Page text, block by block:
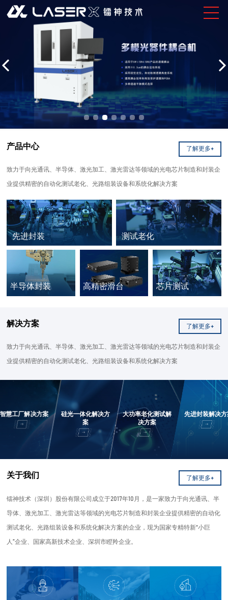
产品中心
致力于向光通讯、半导体、激光加工、激光雷达等领域的光电芯片制造和封装企
业提供精密的自动化测试老化、光路组装设备和系统化解决方案
了解更多+
先进封装
应用领域：光通讯、光模块、传
感光纤、激光器、汽车雷达
测试老化
应用领域：光通讯、光模块、通
讯类激光器、工业类激光器、传
感类激光器
半导体封装
激光雷达、传感器、
功率半导体、汽车功
率模块、工业功率模
高精密滑台 芯片测试
解决方案
致力于向光通讯、半导体、激光加工、激光雷达等领域的光电芯片制造和封装企
业提供精密的自动化测试老化、光路组装设备和系统化解决方案
了解更多+
智慧工厂解决方案
硅光一体化解决方
案
硅光一体化解决方案
大功率老化测试解
决方案
大功率老化测试解决方案
先进封装解决方
先进封装解决方案
关于我们 了解更多+
镭神技术（深圳 ）股份有限公司成立于2017年10月，是一家致力于向光通讯、半
导体、激光加工、激光雷达等领域的光电芯片制造和封装企业提供精密的自动化
测试老化、光路组装设备和系统化解决方案的企业，现为国家专精特新“小巨
人”企业、国家高新技术企业、深圳市瞪羚企业。